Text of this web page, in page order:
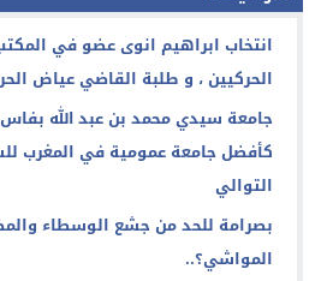
انتخاب ابراهيم انوى عضو في
الحركيين ، و طلبة القاضي عياض
جامعة سيدي محمد بن عبد الله بفاس
كأفضل جامعة عمومية في المغرب
التوالي
بصرامة للحد من جشع الوسطاء
المواشي؟..